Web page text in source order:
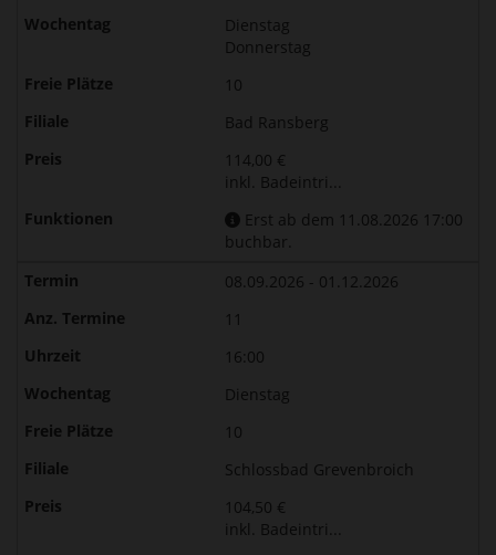
Dienstag
Donnerstag
10
Bad Ransberg
114,00 €
inkl. Badeintri...
Erst ab dem 11.08.2026 17:00
buchbar.
08.09.2026 - 01.12.2026
11
16:00
Dienstag
10
Schlossbad Grevenbroich
104,50 €
inkl. Badeintri...